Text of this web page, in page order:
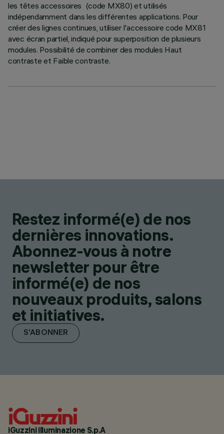
les têtes accessoires (code MX80) et utilisés
indépendamment dans les différentes applications. Pour
créer des lignes continues, utiliser l'accessoire code MX81
avec écran partiel, indiqué pour superposition de plusieurs
modules. Possibilité de combiner des modules Haut
contraste et Faible contraste.
Restez informé(e) de nos
dernières innovations.
Abonnez-vous à notre
newsletter pour être
informé(e) de nos
nouveaux produits, salons
et initiatives.
S'ABONNER
iGuzzini illuminazione S.p.A